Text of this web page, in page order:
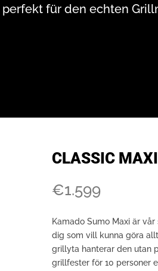
für den echten
CLASSIC MAXI
€1.599
Kamado Sumo Maxi är
dig som vill kunna göra
grillyta hanterar den utan
grillfester för 10 personer